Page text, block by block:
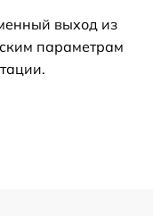
выход из
параметрам